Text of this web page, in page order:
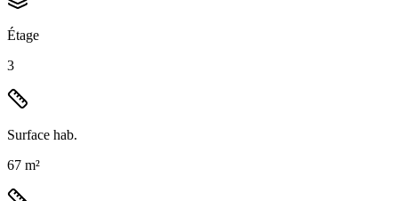
Étage
3
Surface hab.
67 m²